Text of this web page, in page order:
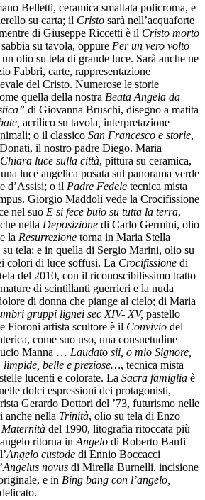
Belletti, ceramica smaltata policroma, e
su carta; il Cristo sarà nell’acquaforte
di Giuseppe Riccetti è il Cristo morto
su tavola, oppure Per un vero volto
olio su tela di grande luce. Sarà anche ne
Fabbri, carte, rappresentazione
del Cristo. Numerose le storie
quella della nostra Beata Angela da
di Giovanna Bruschi, disegno a matita
acrilico su tavola interpretazione
o il classico San Francesco e storie,
il nostro padre Diego. Maria
Chiara luce sulla città, pittura su ceramica,
luce angelica posata sul panorama verde
d’Assisi; o il Padre Fedele tecnica mista
Giorgio Maddoli vede la Crocifissione
nel suo E si fece buio su tutta la terra,
nella Deposizione di Carlo Germini, olio
la Resurrezione torna in Maria Stella
tela; e in quella di Sergio Marini, olio su
colori di luce soffusi. La Crocifissione di
del 2010, con il riconoscibilissimo tratto
di scintillanti guerrieri e la nuda
di donna che piange al cielo; di Maria
gruppi lignei sec XIV- XV, pastello
Fioroni artista scultore è il Convivio del
come suo uso, una consuetudine
Manna … Laudato sii, o mio Signore,
belle e preziose…, tecnica mista
lucenti e colorate. La Sacra famiglia è
dolci espressioni dei protagonisti,
Gerardo Dottori del ’73, futurismo nelle
anche nella Trinità, olio su tela di Enzo
Maternità del 1990, litografia ritoccata più
ritorna in Angelo di Roberto Banfi
Angelo custode di Ennio Boccacci
Angelus novus di Mirella Burnelli, incisione
e in Bing bang con l’angelo,